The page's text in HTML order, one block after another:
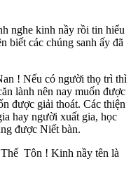
nghe kinh nầy rồi tin hiểu
biết các chúng sanh ấy đã
! Nếu có người thọ trì thì
lành nên nay muốn được
được giải thoát. Các thiện
hay người xuất gia, học
được Niết bàn.
Tôn ! Kinh nầy tên là